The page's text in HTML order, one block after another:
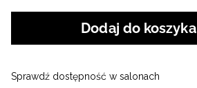
Dodaj do koszyka
Sprawdź dostępność w salonach